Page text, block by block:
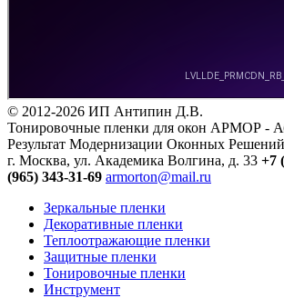
© 2012-2026 ИП Антипин Д.В.
Тонировочные пленки для окон АРМОР -
Результат Модернизации Оконных Решений
г. Москва, ул. Академика Волгина, д. 33 +7
(965) 343-31-69 armorton@mail.ru
Зеркальные пленки
Декоративные пленки
Теплоотражающие пленки
Защитные пленки
Тонировочные пленки
Инструмент